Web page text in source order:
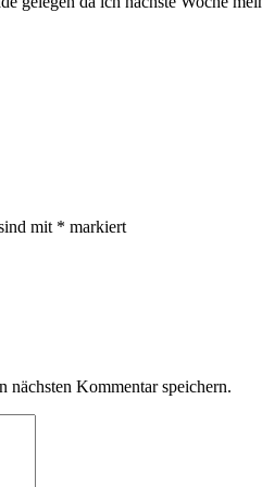
mit * markiert
Kommentar speichern.